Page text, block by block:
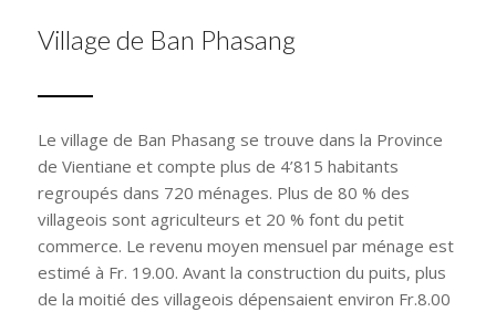
Village de Ban Phasang
Le village de Ban Phasang se trouve dans la Province
de Vientiane et compte plus de 4’815 habitants
regroupés dans 720 ménages. Plus de 80 % des
villageois sont agriculteurs et 20 % font du petit
commerce. Le revenu moyen mensuel par ménage est
estimé à Fr. 19.00. Avant la construction du puits, plus
de la moitié des villageois dépensaient environ Fr.8.00